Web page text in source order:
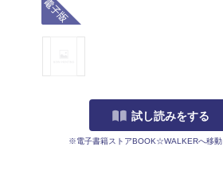
試し読みをする
※電子書籍ストアBOOK☆WALKERへ移動